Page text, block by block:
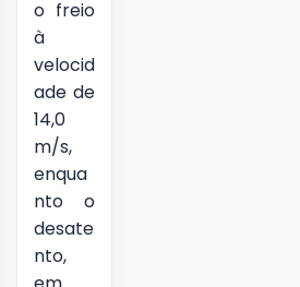
o freio
à
velocid
ade de
14,0
m/s,
enqua
nto o
desate
nto,